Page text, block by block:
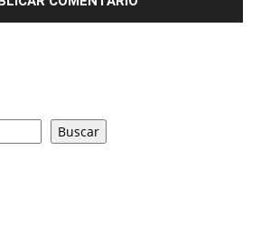
Buscar